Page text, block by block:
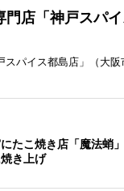
門店「神戸スパ
スパイス都島店」（大
たこ焼き店「魔法蛸
き上げ